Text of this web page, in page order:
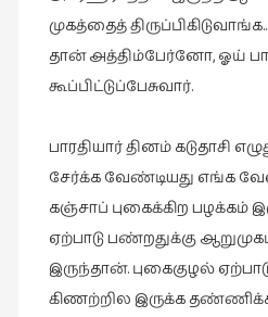
முகத்தைத்
தான் அத்திம்பேர்னோ, ஓய்
கூப்பிட்டுப்பேசுவார்.
பாரதியார் தினம் கடுதாசி
சேர்க்க வேண்டியது எங்க
கஞ்சாப் புகைக்கிற பழக்கம்
ஏற்பாடு பண்றதுக்கு
இருந்தான். புகைகுழல்
கிணற்றில இருக்க